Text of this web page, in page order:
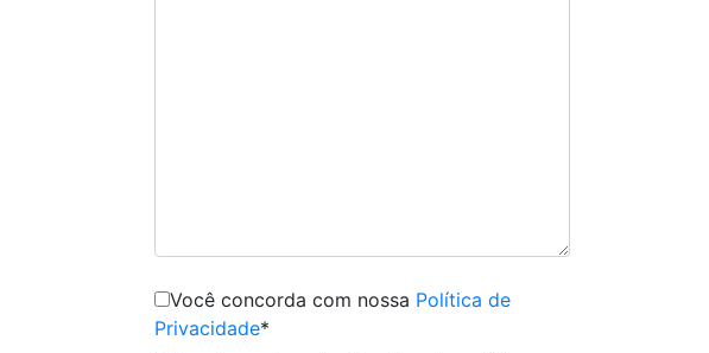
Você concorda com nossa Política de
Privacidade*